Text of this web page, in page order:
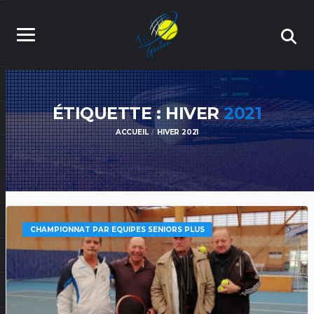
ÉTIQUETTE : HIVER2021
ACCUEIL HIVER 2021
CHAMPIONNAT PAR EQUIPES SENIORS PLUS